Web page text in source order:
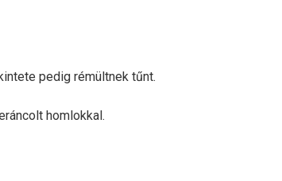
pedig rémültnek tűnt.
homlokkal.